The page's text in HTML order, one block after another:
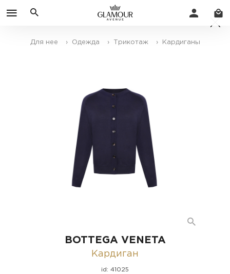
Для нее › Одежда › Трикотаж › Кардиганы
BOTTEGA VENETA
Кардиган
id: 41025